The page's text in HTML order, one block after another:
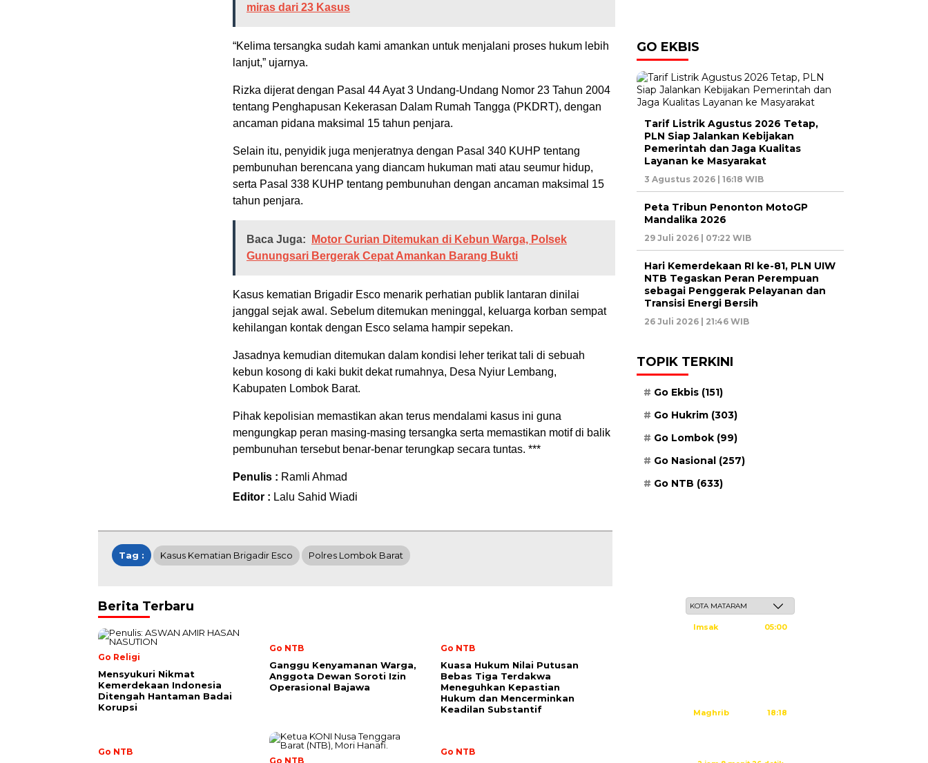
miras dari 23 Kasus
“Kelima tersangka sudah kami amankan untuk menjalani proses hukum lebih
lanjut,” ujarnya.
Rizka dijerat dengan Pasal 44 Ayat 3 Undang-Undang Nomor 23 Tahun 2004
tentang Penghapusan Kekerasan Dalam Rumah Tangga (PKDRT), dengan
ancaman pidana maksimal 15 tahun penjara.
Selain itu, penyidik juga menjeratnya dengan Pasal 340 KUHP tentang
pembunuhan berencana yang diancam hukuman mati atau seumur hidup,
serta Pasal 338 KUHP tentang pembunuhan dengan ancaman maksimal 15
tahun penjara.
Baca Juga:
Motor Curian Ditemukan di Kebun Warga, Polsek
Gunungsari Bergerak Cepat Amankan Barang Bukti
Kasus kematian Brigadir Esco menarik perhatian publik lantaran dinilai
janggal sejak awal. Sebelum ditemukan meninggal, keluarga korban sempat
kehilangan kontak dengan Esco selama hampir sepekan.
Jasadnya kemudian ditemukan dalam kondisi leher terikat tali di sebuah
kebun kosong di kaki bukit dekat rumahnya, Desa Nyiur Lembang,
Kabupaten Lombok Barat.
Pihak kepolisian memastikan akan terus mendalami kasus ini guna
mengungkap peran masing-masing tersangka serta memastikan motif di balik
pembunuhan tersebut benar-benar terungkap secara tuntas. ***
Penulis : Ramli Ahmad
Editor : Lalu Sahid Wiadi
Tag : Kasus Kematian Brigadir Esco Polres Lombok Barat
Berita Terbaru
Go Religi
Mensyukuri Nikmat
Kemerdekaan Indonesia
Ditengah Hantaman Badai
Korupsi
Go NTB
Ganggu Kenyamanan Warga,
Anggota Dewan Soroti Izin
Operasional Bajawa
Go NTB
Kuasa Hukum Nilai Putusan
Bebas Tiga Terdakwa
Meneguhkan Kepastian
Hukum dan Mencerminkan
Keadilan Substantif
Go NTB
Go NTB
Go NTB
GO EKBIS
Tarif Listrik Agustus 2026 Tetap,
PLN Siap Jalankan Kebijakan
Pemerintah dan Jaga Kualitas
Layanan ke Masyarakat
3 Agustus 2026 | 16:18 WIB
Peta Tribun Penonton MotoGP
Mandalika 2026
29 Juli 2026 | 07:22 WIB
Hari Kemerdekaan RI ke-81, PLN UIW
NTB Tegaskan Peran Perempuan
sebagai Penggerak Pelayanan dan
Transisi Energi Bersih
26 Juli 2026 | 21:46 WIB
TOPIK TERKINI
Go Ekbis (151)
Go Hukrim (303)
Go Lombok (99)
Go Nasional (257)
Go NTB (633)
Imsak 05:00
Maghrib 18:18